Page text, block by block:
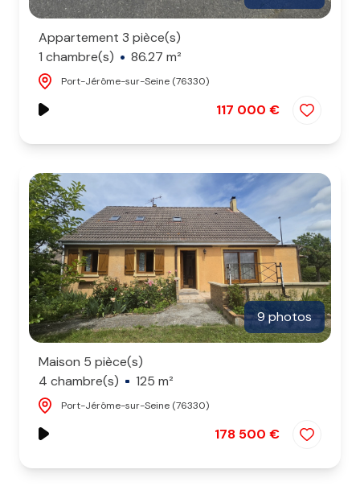
Appartement 3 pièce(s)
1 chambre(s)
86.27 m²
Port-Jérôme-sur-Seine (76330)
117 000 €
9 photos
Maison 5 pièce(s)
4 chambre(s)
125 m²
Port-Jérôme-sur-Seine (76330)
178 500 €